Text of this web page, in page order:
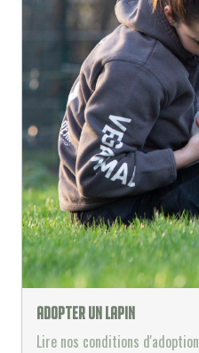
Adopter un lapin
Lire nos conditions d'adoption